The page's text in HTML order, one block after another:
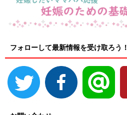
フォローして最新情報を受け取ろう！